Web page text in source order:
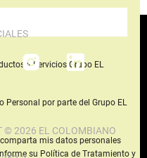
y Servicios Grupo EL
Personal por parte del Grupo EL
comparta mis datos personales
su Política de Tratamiento y
© 2026 EL COLOMBIANO